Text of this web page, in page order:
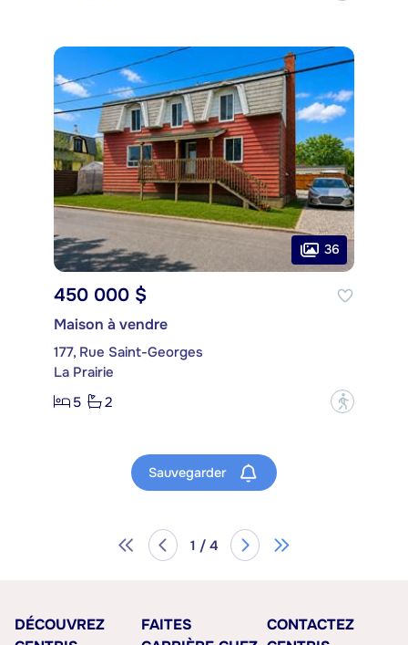
36
450 000 $
Maison à vendre
177, Rue Saint-Georges
La Prairie
5
2 ?
Sauvegarder
1 / 4
DÉCOUVREZ
FAITES
CONTACTEZ